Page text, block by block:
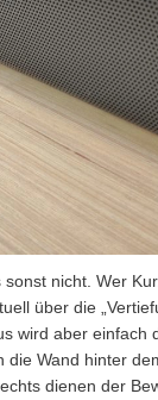
nicht. Wer
über die
wird aber einfach
die Wand hinter
dienen der